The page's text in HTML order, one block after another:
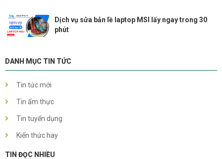
Dịch vụ sửa bản lề laptop MSI lấy ngay trong 30
phút
DANH MỤC TIN TỨC
Tin tức mới
Tin ẩm thực
Tin tuyển dụng
Kiến thức hay
TIN ĐỌC NHIỀU